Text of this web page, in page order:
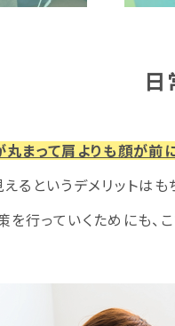
日
丸まって肩よりも顔が前
るというデメリットはも
行っていくためにも、